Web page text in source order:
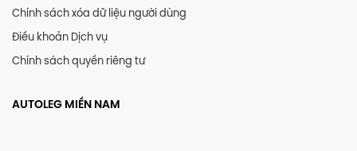
Chính sách xóa dữ liệu người dùng
Điều khoản Dịch vụ
Chính sách quyền riêng tư
AUTOLEG MIỀN NAM